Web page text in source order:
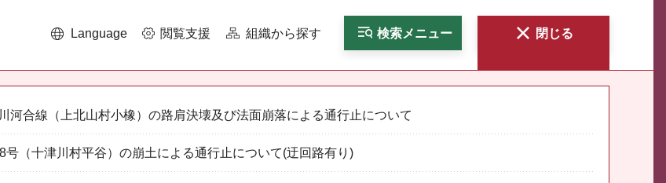
Language 閲覧支援 組織から探す 検索メニュー 閉じる
河合線（上北山村小橡）の路肩決壊及び法面崩落による通行止について
号（十津川村平谷）の崩土による通行止について(迂回路有り)